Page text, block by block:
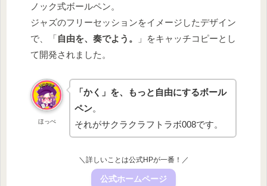
ノック式ボールペン。
ジャズのフリーセッションをイメージしたデザイン
で、「自由を、奏でよう。
」をキャッチコピーとし
て開発されました。
ほっぺ
「かく」を、もっと自由にするボール
ペン。
それがサクラクラフトラボ008です。
＼詳しいことは公式HPが一番！／
公式ホームページ